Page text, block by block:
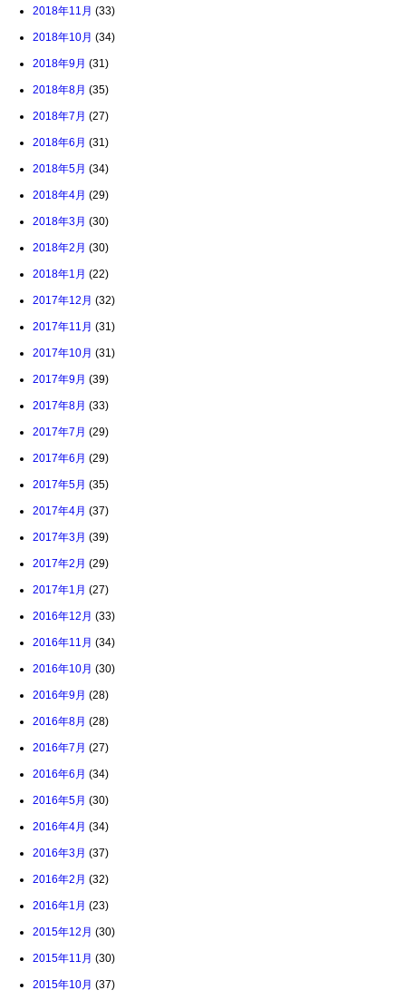
2018年11月 (33)
2018年10月 (34)
2018年9月 (31)
2018年8月 (35)
2018年7月 (27)
2018年6月 (31)
2018年5月 (34)
2018年4月 (29)
2018年3月 (30)
2018年2月 (30)
2018年1月 (22)
2017年12月 (32)
2017年11月 (31)
2017年10月 (31)
2017年9月 (39)
2017年8月 (33)
2017年7月 (29)
2017年6月 (29)
2017年5月 (35)
2017年4月 (37)
2017年3月 (39)
2017年2月 (29)
2017年1月 (27)
2016年12月 (33)
2016年11月 (34)
2016年10月 (30)
2016年9月 (28)
2016年8月 (28)
2016年7月 (27)
2016年6月 (34)
2016年5月 (30)
2016年4月 (34)
2016年3月 (37)
2016年2月 (32)
2016年1月 (23)
2015年12月 (30)
2015年11月 (30)
2015年10月 (37)